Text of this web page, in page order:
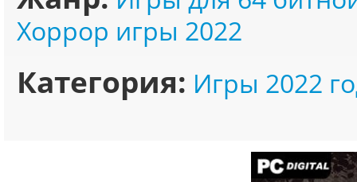
Хоррор игры 2022
Категория: Игры 2022